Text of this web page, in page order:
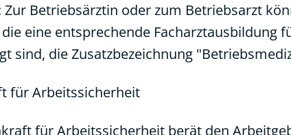
Zur Betriebsärztin oder zum Betriebsarzt
eine entsprechende Facharztausbildung
sind, die Zusatzbezeichnung
für Arbeitssicherheit
für Arbeitssicherheit berät den